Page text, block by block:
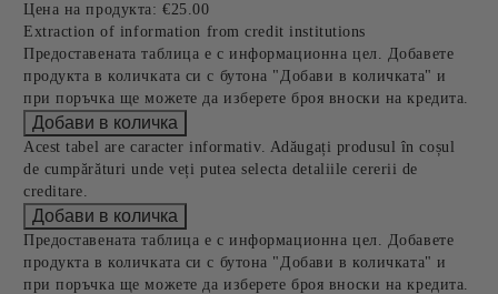
Цена на продукта: €25.00
Extraction of information from credit institutions
Предоставената таблица е с информационна цел. Добавете
продукта в количката си с бутона "Добави в количката" и
при поръчка ще можете да изберете броя вноски на кредита.
Acest tabel are caracter informativ. Adăugați produsul în coșul
de cumpărături unde veți putea selecta detaliile cererii de
creditare.
Предоставената таблица е с информационна цел. Добавете
продукта в количката си с бутона "Добави в количката" и
при поръчка ще можете да изберете броя вноски на кредита.